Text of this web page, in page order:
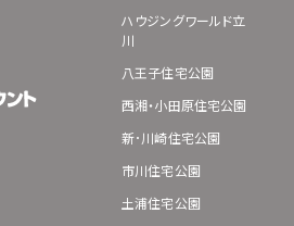
ハウジングワールド立
川
八王子住宅公園
西湘・小田原住宅公園
新･川崎住宅公園
市川住宅公園
土浦住宅公園